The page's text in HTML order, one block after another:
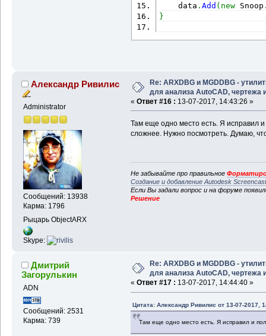
data .Add ( new Snoop
}
Александр Ривилис
Administrator
Сообщений: 13938
Карма: 1796
Рыцарь ObjectARX
Skype:
Re: ARXDBG и MGDDBG -
для анализа AutoCAD, чертежа
« Ответ #16 : 13-07-2017, 14:43:26 »
Там еще одно место есть. Я исправил
сложнее. Нужно посмотреть. Думаю,
Не забывайте про правильное
Создание и добавление Autodesk
Если Вы задали вопрос и на форуме
Решение
Дмитрий
Загорулькин
ADN
Сообщений: 2531
Карма: 739
Re: ARXDBG и MGDDBG -
для анализа AutoCAD, чертежа
« Ответ #17 : 13-07-2017, 14:44:40 »
Цитата: Александр Ривилис от 13-07-2017,
Там еще одно место есть. Я исправил и